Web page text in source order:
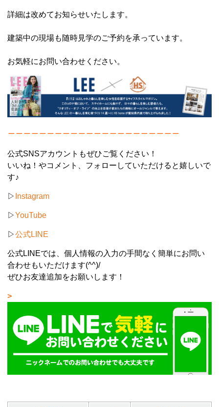
詳細は改めてお知らせいたします。
建築中の現場も随時見学のご予約を承っています。
お気軽にお問い合わせください。
公式SNSアカウントもぜひご覧ください！
いいね！やコメント、フォローしていただけると嬉しいで
す♪
▷ Instagram
▷YouTube
▷公式LINE
公式LINEでは、個人情報の入力の手間なく簡単にお問い
合わせもいただけます(^^)/
ぜひお友達追加をお願いします！